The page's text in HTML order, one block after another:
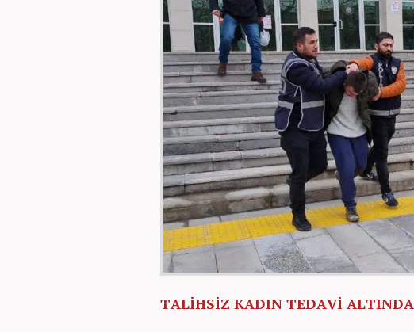
TALİHSİZ KADIN TEDAVİ ALTINDA